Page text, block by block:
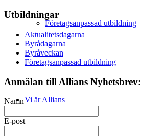
Företagsanpassad utbildning
Vi är Allians
Utbildningar
Aktualitetsdagarna
Byrådagarna
Byråveckan
Företagsanpassad utbildning
Anmälan till Allians Nyhetsbrev:
Namn
E-post